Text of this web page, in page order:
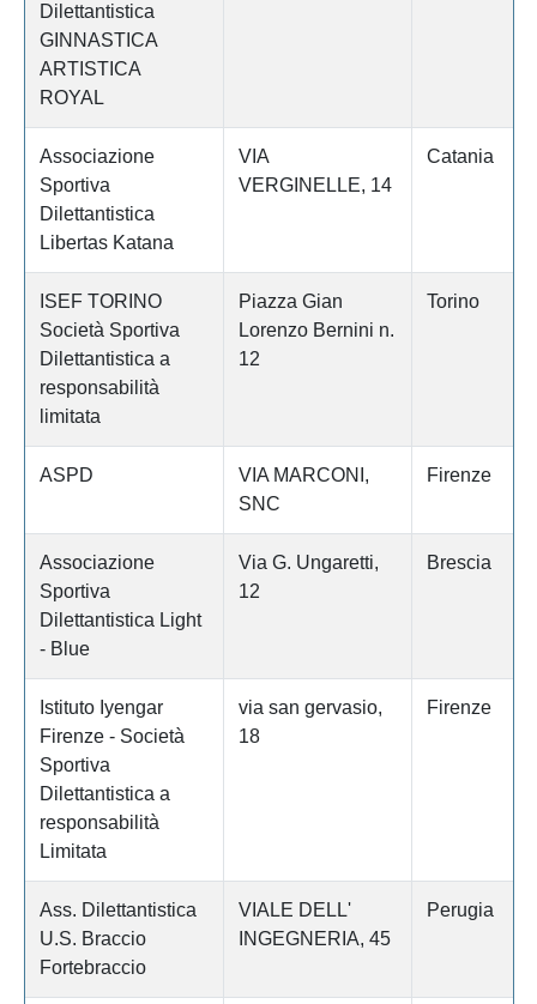
Dilettantistica
GINNASTICA
ARTISTICA
ROYAL
Associazione
Sportiva
Dilettantistica
Libertas Katana
VIA
VERGINELLE, 14
Catania
ISEF TORINO
Società Sportiva
Dilettantistica a
responsabilità
limitata
Piazza Gian
Lorenzo Bernini n.
12
Torino
ASPD
VIA MARCONI,
SNC
Firenze
Associazione
Sportiva
Dilettantistica Light
- Blue
Via G. Ungaretti,
12
Brescia
Istituto Iyengar
Firenze - Società
Sportiva
Dilettantistica a
responsabilità
Limitata
via san gervasio,
18
Firenze
Ass. Dilettantistica
U.S. Braccio
Fortebraccio
VIALE DELL'
INGEGNERIA, 45
Perugia